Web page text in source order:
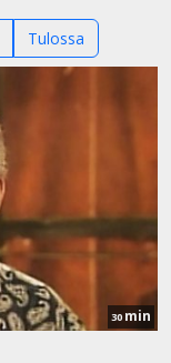
Tulossa
30 min